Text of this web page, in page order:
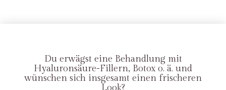
Du erwägst eine Behandlung mit
Hyaluronsäure-Fillern, Botox o. ä. und
wünschen sich insgesamt einen frischeren
Look?